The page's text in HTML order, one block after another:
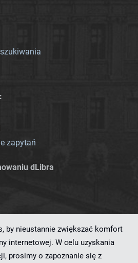
zapytań
dLibra
by nieustannie zwiększać komfort
internetowej. W celu uzyskania
prosimy o zapoznanie się z